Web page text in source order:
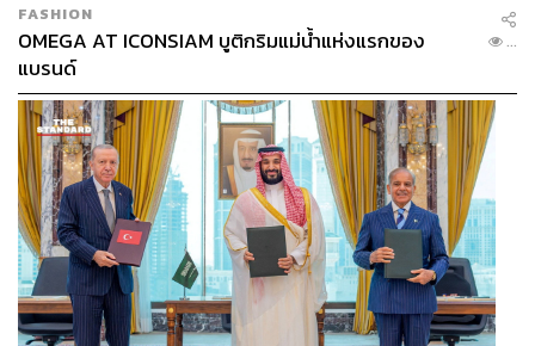
FASHION
OMEGA AT ICONSIAM บูติกริมแม่น้ำแห่งแรกของ
แบรนด์
...